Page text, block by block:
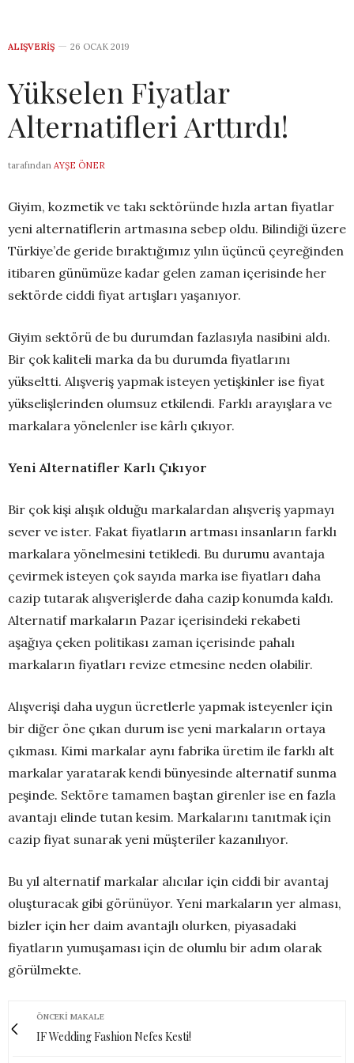
ALIŞVERIŞ 26 OCAK 2019
Yükselen Fiyatlar
Alternatifleri Arttırdı!
tarafından AYŞE ÖNER
Giyim, kozmetik ve takı sektöründe hızla artan fiyatlar
yeni alternatiflerin artmasına sebep oldu. Bilindiği üzere
Türkiye’de geride bıraktığımız yılın üçüncü çeyreğinden
itibaren günümüze kadar gelen zaman içerisinde her
sektörde ciddi fiyat artışları yaşanıyor.
Giyim sektörü de bu durumdan fazlasıyla nasibini aldı.
Bir çok kaliteli marka da bu durumda fiyatlarını
yükseltti. Alışveriş yapmak isteyen yetişkinler ise fiyat
yükselişlerinden olumsuz etkilendi. Farklı arayışlara ve
markalara yönelenler ise kârlı çıkıyor.
Yeni Alternatifler Karlı Çıkıyor
Bir çok kişi alışık olduğu markalardan alışveriş yapmayı
sever ve ister. Fakat fiyatların artması insanların farklı
markalara yönelmesini tetikledi. Bu durumu avantaja
çevirmek isteyen çok sayıda marka ise fiyatları daha
cazip tutarak alışverişlerde daha cazip konumda kaldı.
Alternatif markaların Pazar içerisindeki rekabeti
aşağıya çeken politikası zaman içerisinde pahalı
markaların fiyatları revize etmesine neden olabilir.
Alışverişi daha uygun ücretlerle yapmak isteyenler için
bir diğer öne çıkan durum ise yeni markaların ortaya
çıkması. Kimi markalar aynı fabrika üretim ile farklı alt
markalar yaratarak kendi bünyesinde alternatif sunma
peşinde. Sektöre tamamen baştan girenler ise en fazla
avantajı elinde tutan kesim. Markalarını tanıtmak için
cazip fiyat sunarak yeni müşteriler kazanılıyor.
Bu yıl alternatif markalar alıcılar için ciddi bir avantaj
oluşturacak gibi görünüyor. Yeni markaların yer alması,
bizler için her daim avantajlı olurken, piyasadaki
fiyatların yumuşaması için de olumlu bir adım olarak
görülmekte.
ÖNCEKI MAKALE
IF Wedding Fashion Nefes Kesti!